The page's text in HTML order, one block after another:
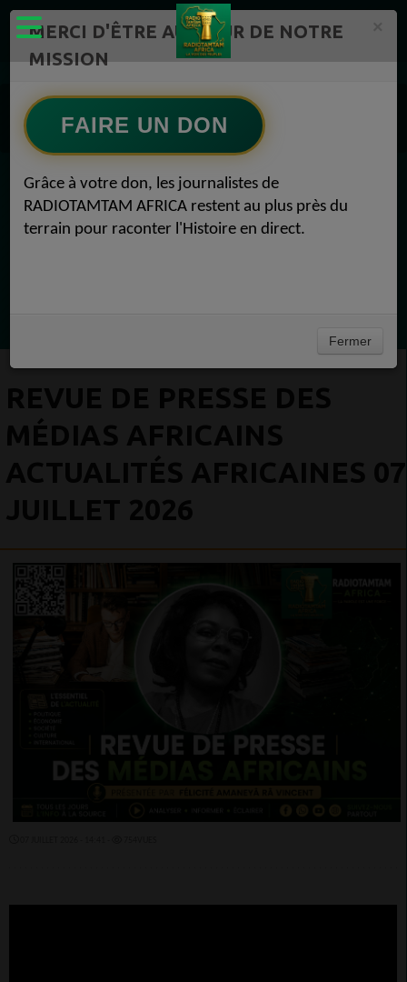
Actualité en continu /Politique/Culture/ Mode/
Actualités africaines 1
REVUE DE PRESSE DES MÉDIAS AFRICAINS Actualités africaines 07 juillet 2026
EN CE MOMENT
MERCI D'ÊTRE AU CŒUR DE NOTRE
MISSION
FAIRE UN DON
Grâce à votre don, les journalistes de
RADIOTAMTAM AFRICA restent au plus près du
terrain pour raconter l'Histoire en direct.
Fermer